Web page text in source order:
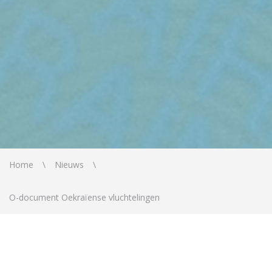
Home Nieuws
O-document Oekraïense vluchtelingen